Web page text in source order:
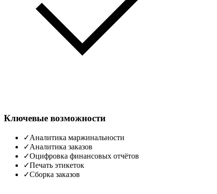
Ключевые возможности
✓Аналитика маржинальности
✓Аналитика заказов
✓Оцифровка финансовых отчётов
✓Печать этикеток
✓Сборка заказов